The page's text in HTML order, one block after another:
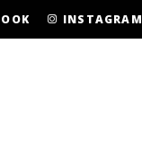
INSTAGRAM